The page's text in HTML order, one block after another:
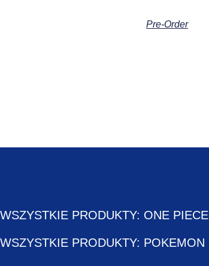
Pre-Order
WSZYSTKIE PRODUKTY: ONE PIECE
WSZYSTKIE PRODUKTY: POKEMON